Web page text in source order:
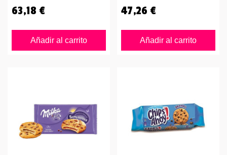
63,18 €
Añadir al carrito
47,26 €
Añadir al carrito